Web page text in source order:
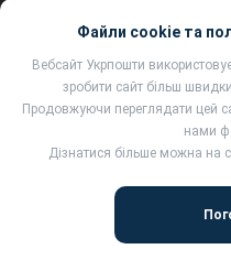
Файли cookie та
Вебсайт Укрпошти
зробити сайт більш
Продовжуючи переглядати цей
нами
Дізнатися більше можна на
01001, Україна
2002-2022